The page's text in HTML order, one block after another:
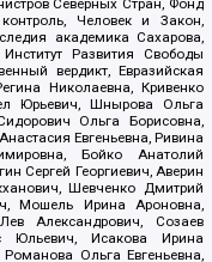
Северных Стран, Фонд
Человек и Закон,
академика Сахарова,
Развития Свободы
вердикт, Евразийская
Николаевна, Кривенко
Юрьевич, Шнырова Ольга
Ольга Борисовна,
Евгеньевна, Ривина
Бойко Анатолий
Сергей Георгиевич, Аверин
Шевченко Дмитрий
Мошель Ирина Ароновна,
Александрович, Созаев
Юльевич, Исакова Ирина
Ольга Евгеньевна,